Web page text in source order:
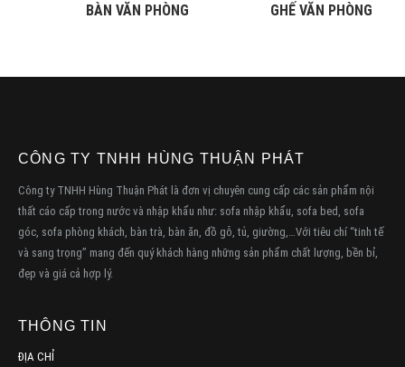
BÀN VĂN PHÒNG GHẾ VĂN PHÒNG
CÔNG TY TNHH HÙNG THUẬN PHÁT
Công ty TNHH Hùng Thuận Phát là đơn vị chuyên cung cấp các sản phẩm nội
thất cáo cấp trong nước và nhập khẩu như: sofa nhập khẩu, sofa bed, sofa
góc, sofa phòng khách, bàn trà, bàn ăn, đồ gỗ, tủ, giường,…Với tiêu chí “tinh tế
và sang trọng” mang đến quý khách hàng những sản phẩm chất lượng, bền bỉ,
đẹp và giá cả hợp lý.
THÔNG TIN
ĐỊA CHỈ